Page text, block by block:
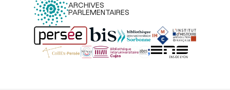
ARCHIVES
PARLEMENTAIRES